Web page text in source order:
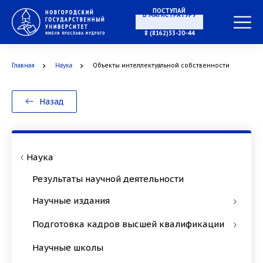
ПОСТУПАЙ
В ОРДИНАТУРУ
8 (8162)33-20-44
Главная Наука Объекты интеллектуальной собственности
Назад
Наука
Результаты научной деятельности
Научные издания
Подготовка кадров высшей квалификации
Научные школы